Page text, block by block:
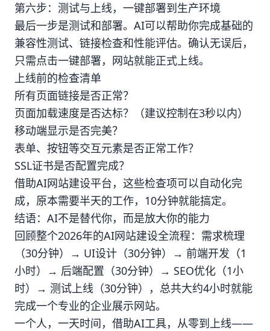
第六步：测试与上线，一键部署到生产环境
最后一步是测试和部署。AI可以帮助你完成基础的
兼容性测试、链接检查和性能评估。确认无误后，
只需点击一键部署，网站就能正式上线。
上线前的检查清单
所有页面链接是否正常？
页面加载速度是否达标？（建议控制在3秒以内）
移动端显示是否完美？
表单、按钮等交互元素是否正常工作？
SSL证书是否配置完成？
借助AI网站建设平台，这些检查项可以自动化完
成，原本需要半天的工作，10分钟就能搞定。
结语：AI不是替代你，而是放大你的能力
回顾整个2026年的AI网站建设全流程：需求梳理
（30分钟）→ UI设计（30分钟）→ 前端开发（1
小时）→ 后端配置（30分钟）→ SEO优化（1小
时）→ 测试上线（30分钟），总共大约4小时就能
完成一个专业的企业展示网站。
一个人，一天时间，借助AI工具，从零到上线——